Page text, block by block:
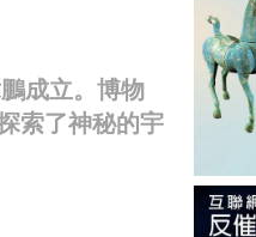
成立。博物
索了神秘的宇